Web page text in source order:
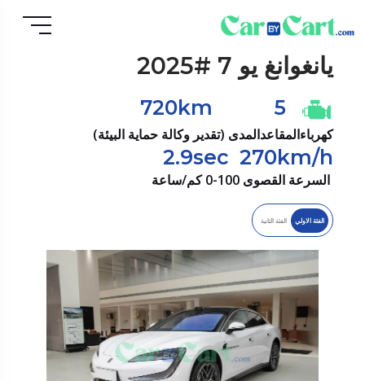
يانغوانغ يو 7 #2025
كهرباء
5
المقاعد
720km
المدى (تقدير وكالة حماية البيئة)
270km/h
السرعة القصوى
2.9sec
0-100 كم/ساعة
الفئة الاولي الفئة الثانية